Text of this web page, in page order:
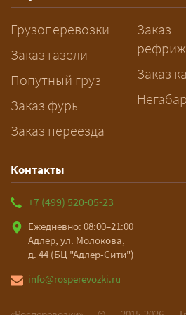
рассчитает
подготовку
Грузоперевозки
Заказ газели
Попутный груз
Заказ фуры
Заказ переезда
Заказ
Заказ
Контакты
+7 (499) 520-05-23
Ежедневно: 08:00–21:00
Адлер, ул. Молокова,
д. 44 (БЦ "Адлер-Сити")
info@rosperevozki.ru